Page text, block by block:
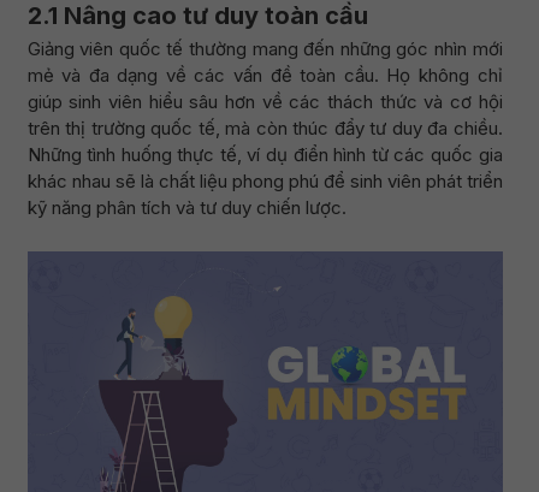
2.1 Nâng cao tư duy toàn cầu
Giảng viên quốc tế thường mang đến những góc nhìn mới
mẻ và đa dạng về các vấn đề toàn cầu. Họ không chỉ
giúp sinh viên hiểu sâu hơn về các thách thức và cơ hội
trên thị trường quốc tế, mà còn thúc đẩy tư duy đa chiều.
Những tình huống thực tế, ví dụ điển hình từ các quốc gia
khác nhau sẽ là chất liệu phong phú để sinh viên phát triển
kỹ năng phân tích và tư duy chiến lược.